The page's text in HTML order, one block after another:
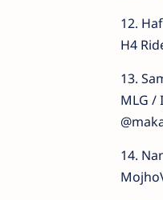
12.
H4
13.
MLG /
14.